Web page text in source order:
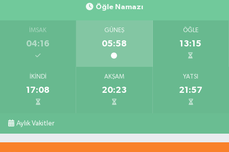
Öğle Namazı
İMSAK
04:16
GÜNEŞ
05:58
ÖĞLE
13:15
İKINDI
17:08
AKŞAM
20:23
YATSI
21:57
Aylık Vakitler